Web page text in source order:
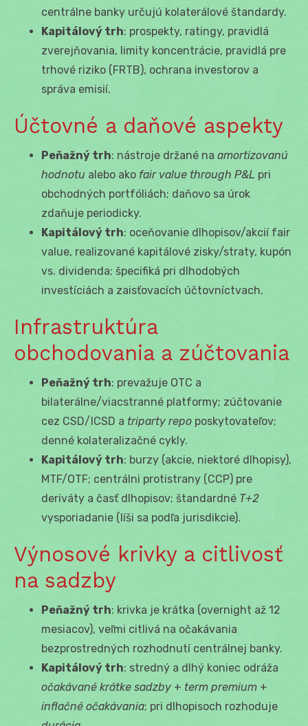
centrálne banky určujú kolaterálové štandardy.
Kapitálový trh: prospekty, ratingy, pravidlá
zverejňovania, limity koncentrácie, pravidlá pre
trhové riziko (FRTB), ochrana investorov a
správa emisií.
Účtovné a daňové aspekty
Peňažný trh: nástroje držané na amortizovanú
hodnotu alebo ako fair value through P&L pri
obchodných portfóliách; daňovo sa úrok
zdaňuje periodicky.
Kapitálový trh: oceňovanie dlhopisov/akcií fair
value, realizované kapitálové zisky/straty, kupón
vs. dividenda; špecifiká pri dlhodobých
investíciách a zaisťovacích účtovníctvach.
Infrastruktúra
obchodovania a zúčtovania
Peňažný trh: prevažuje OTC a
bilaterálne/viacstranné platformy; zúčtovanie
cez CSD/ICSD a triparty repo poskytovateľov;
denné kolateralizačné cykly.
Kapitálový trh: burzy (akcie, niektoré dlhopisy),
MTF/OTF; centrálni protistrany (CCP) pre
deriváty a časť dlhopisov; štandardné T+2
vysporiadanie (líši sa podľa jurisdikcie).
Výnosové krivky a citlivosť
na sadzby
Peňažný trh: krivka je krátka (overnight až 12
mesiacov), veľmi citlivá na očakávania
bezprostredných rozhodnutí centrálnej banky.
Kapitálový trh: stredný a dlhý koniec odráža
očakávané krátke sadzby + term premium +
inflačné očakávania; pri dlhopisoch rozhoduje